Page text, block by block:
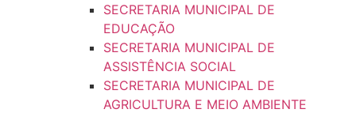
SECRETARIA MUNICIPAL DE
EDUCAÇÃO
SECRETARIA MUNICIPAL DE
ASSISTÊNCIA SOCIAL
SECRETARIA MUNICIPAL DE
AGRICULTURA E MEIO AMBIENTE